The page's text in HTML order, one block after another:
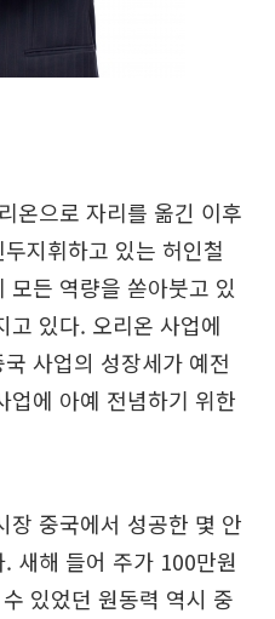
온으로 자리를 옮긴 이후
지휘하고 있는 허인철
모든 역량을 쏟아붓고 있
고 있다. 오리온 사업에
사업의 성장세가 예전
업에 아예 전념하기 위한
장 중국에서 성공한 몇 안
새해 들어 주가 100만원
있었던 원동력 역시 중